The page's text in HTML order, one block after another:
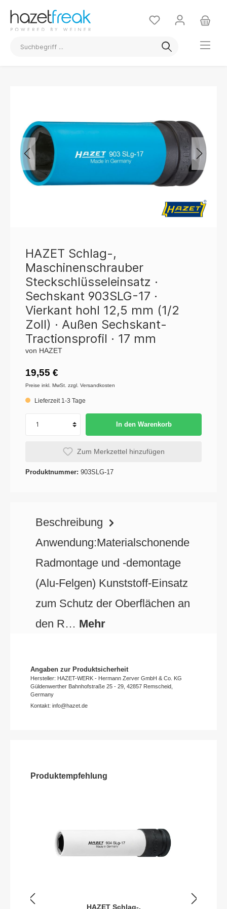
HAZET Schlag-,
Maschinenschrauber
Steckschlüsseleinsatz ·
Sechskant 903SLG-17 ·
Vierkant hohl 12,5 mm (1/2
Zoll) · Außen Sechskant-
Tractionsprofil · 17 mm
von HAZET
19,55 €
Preise inkl. MwSt. zzgl. Versandkosten
Lieferzeit 1-3 Tage
In den Warenkorb
Zum Merkzettel hinzufügen
Produktnummer: 903SLG-17
Beschreibung
Anwendung:Materialschonende
Radmontage und -demontage
(Alu-Felgen) Kunststoff-Einsatz
zum Schutz der Oberflächen an
den R… Mehr
Angaben zur Produktsicherheit
Hersteller: HAZET-WERK - Hermann Zerver GmbH & Co. KG
Güldenwerther Bahnhofstraße 25 - 29, 42857 Remscheid,
Germany
Kontakt: info@hazet.de
Produktempfehlung
HAZET Schlag-,